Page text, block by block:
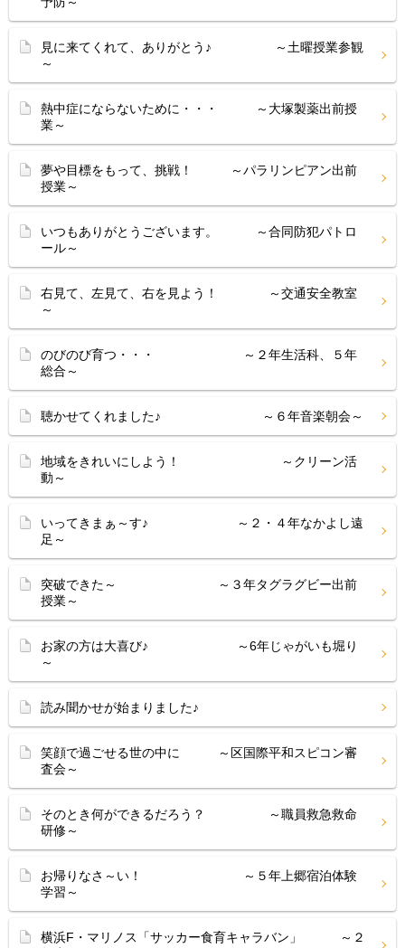
見に来てくれて、ありがとう♪ ～土曜授業参観
～
熱中症にならないために・・・ ～大塚製薬出前授
業～
夢や目標をもって、挑戦！ ～パラリンピアン出前
授業～
いつもありがとうございます。 ～合同防犯パトロ
ール～
右見て、左見て、右を見よう！ ～交通安全教室
～
のびのび育つ・・・ ～２年生活科、５年
総合～
聴かせてくれました♪ ～６年音楽朝会～
地域をきれいにしよう！ ～クリーン活
動～
いってきまぁ～す♪ ～２・４年なかよし遠
足～
突破できた～ ～３年タグラグビー出前
授業～
お家の方は大喜び♪ ～6年じゃがいも堀り
～
読み聞かせが始まりました♪
笑顔で過ごせる世の中に ～区国際平和スピコン審
査会～
そのとき何ができるだろう？ ～職員救急救命
研修～
お帰りなさ～い！ ～５年上郷宿泊体験
学習～
横浜F・マリノス「サッカー食育キャラバン」 ～２